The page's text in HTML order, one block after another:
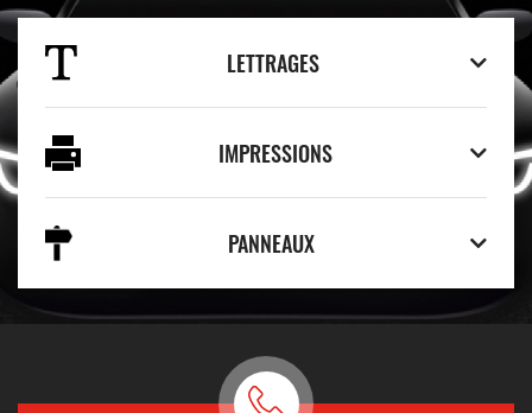
LETTRAGES
IMPRESSIONS
PANNEAUX